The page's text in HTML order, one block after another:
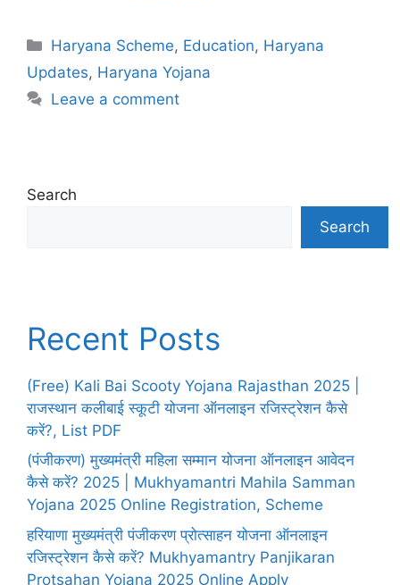
Categories
Haryana Scheme, Education, Haryana
Updates, Haryana Yojana
Leave a comment
Search
Search
Recent Posts
(Free) Kali Bai Scooty Yojana Rajasthan 2025 |
राजस्थान कलीबाई स्कूटी योजना ऑनलाइन रजिस्ट्रेशन कैसे
करें?, List PDF
(पंजीकरण) मुख्यमंत्री महिला सम्मान योजना ऑनलाइन आवेदन
कैसे करें? 2025 | Mukhyamantri Mahila Samman
Yojana 2025 Online Registration, Scheme
हरियाणा मुख्यमंत्री पंजीकरण प्रोत्साहन योजना ऑनलाइन
रजिस्ट्रेशन कैसे करें? Mukhyamantry Panjikaran
Protsahan Yojana 2025 Online Apply